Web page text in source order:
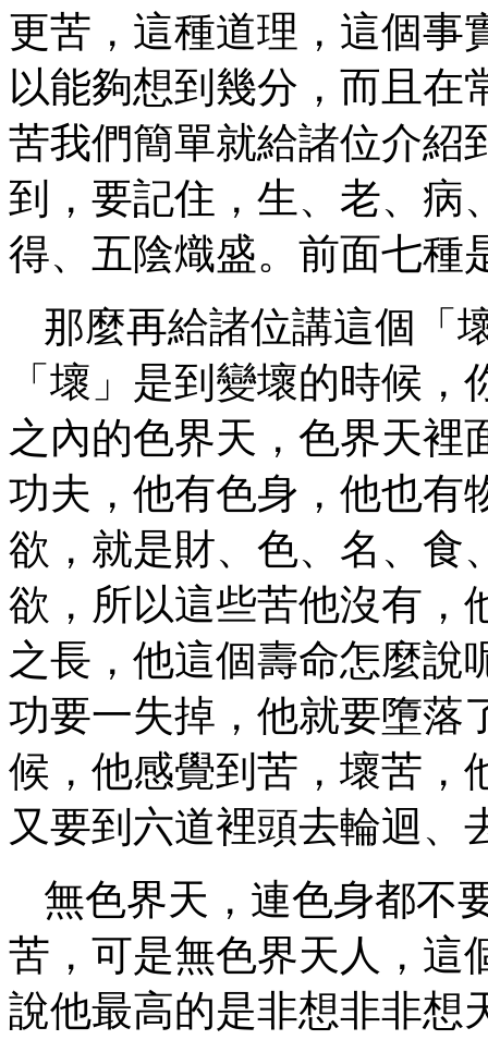
更苦，這種道理，這個事
以能夠想到幾分，而且在
苦我們簡單就給諸位介紹
到，要記住，生、老、病
得、五陰熾盛。前面七種
那麼再給諸位講這個「
「壞」是到變壞的時候
之內的色界天，色界天裡
功夫，他有色身，他也有
欲，就是財、色、名、食
欲，所以這些苦他沒有，
之長，他這個壽命怎麼說
功要一失掉，他就要墮落
候，他感覺到苦，壞苦，
又要到六道裡頭去輪迴、
無色界天，連色身都不
苦，可是無色界天人，這
說他最高的是非想非非想